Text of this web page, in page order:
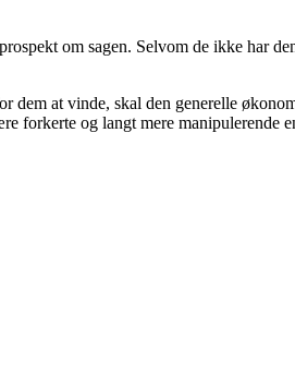
om sagen. Selvom de ikke har
at vinde, skal den generelle
og langt mere manipulerende